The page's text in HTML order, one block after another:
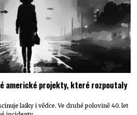
americké projekty, které rozpoutaly
laiky i vědce. Ve druhé polovině 40. let